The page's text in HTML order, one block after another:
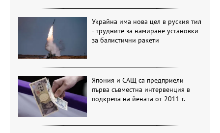
Украйна има нова цел в руския тил
- трудните за намиране установки
за балистични ракети
Япония и САЩ са предприели
първа съвместна интервенция в
подкрепа на йената от 2011 г.